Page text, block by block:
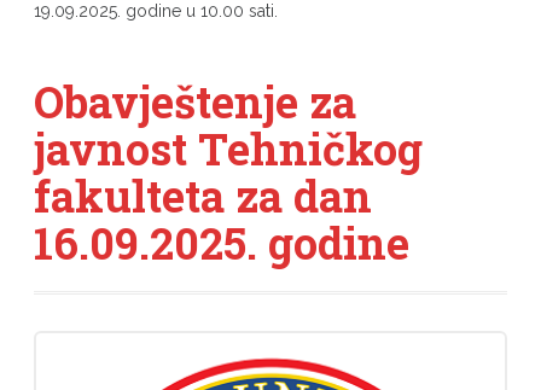
19.09.2025. godine u 10.00 sati.
Obavještenje za
javnost Tehničkog
fakulteta za dan
16.09.2025. godine